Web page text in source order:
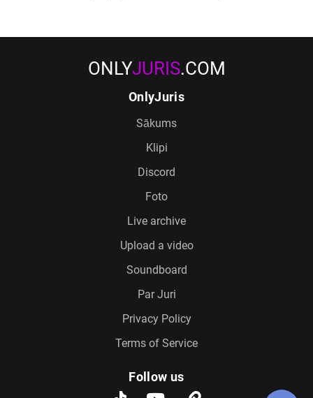
ONLYJURIS.COM
OnlyJuris
Sākums
Klipi
Discord
Foto
Live archive
Upload a video
Soundboard
Par Juri
Privacy Policy
Terms of Service
Follow us